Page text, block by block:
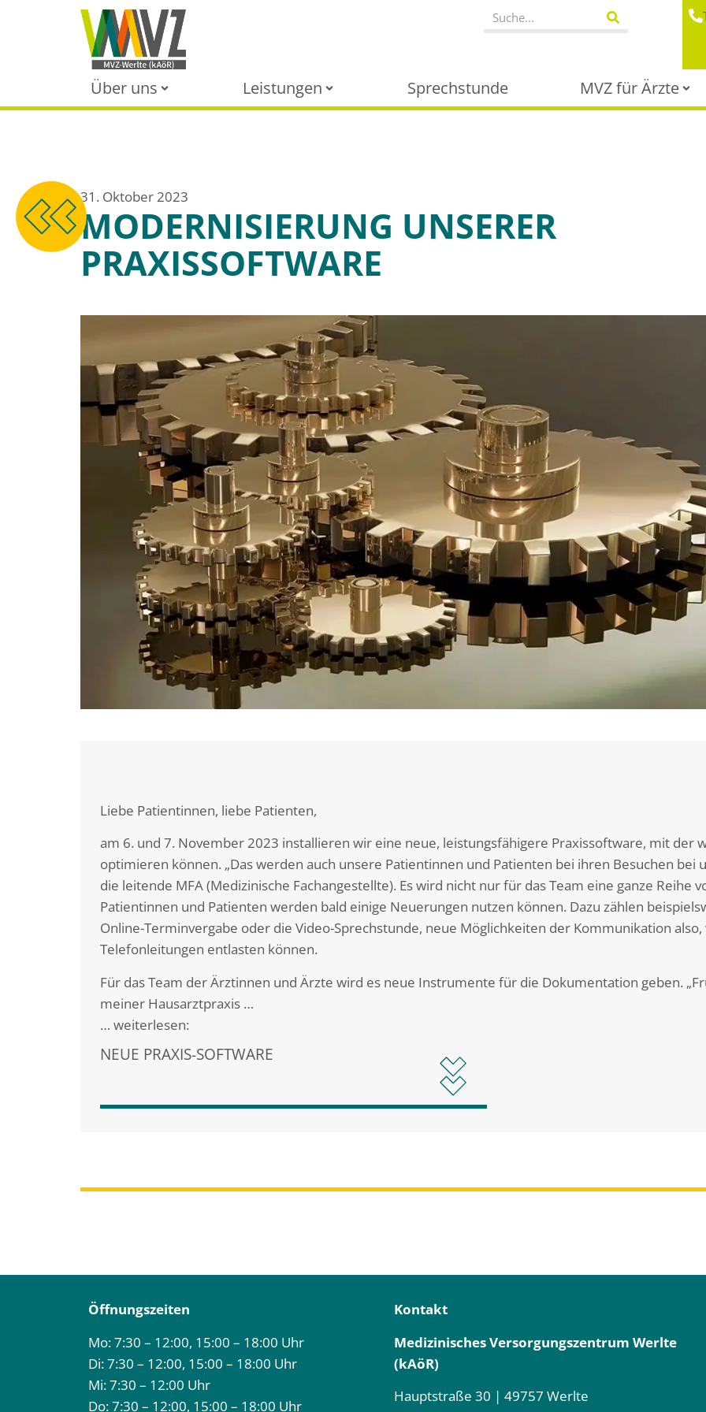
Über uns Leistungen Sprechstunde MVZ für Ärzte
31. Oktober 2023
MODERNISIERUNG UNSERER
PRAXISSOFTWARE
Liebe Patientinnen, liebe Patienten,
am 6. und 7. November 2023 installieren wir eine neue, leistungsfähigere Praxissoftware, mit der
optimieren können. „Das werden auch unsere Patientinnen und Patienten bei ihren Besuchen bei
die leitende MFA (Medizinische Fachangestellte). Es wird nicht nur für das Team eine ganze Reihe
Patientinnen und Patienten werden bald einige Neuerungen nutzen können. Dazu zählen
Online-Terminvergabe oder die Video-Sprechstunde, neue Möglichkeiten der Kommunikation
Telefonleitungen entlasten können.
Für das Team der Ärztinnen und Ärzte wird es neue Instrumente für die Dokumentation geben.
meiner Hausarztpraxis …
… weiterlesen:
NEUE PRAXIS-SOFTWARE
Öffnungszeiten
Mo: 7:30 – 12:00, 15:00 – 18:00 Uhr
Di: 7:30 – 12:00, 15:00 – 18:00 Uhr
Mi: 7:30 – 12:00 Uhr
Do: 7:30 – 12:00, 15:00 – 18:00 Uhr
Kontakt
Medizinisches Versorgungszentrum Werlte
(kAöR)
Hauptstraße 30 | 49757 Werlte